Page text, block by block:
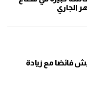
الجاري
فائضا مع زيادة